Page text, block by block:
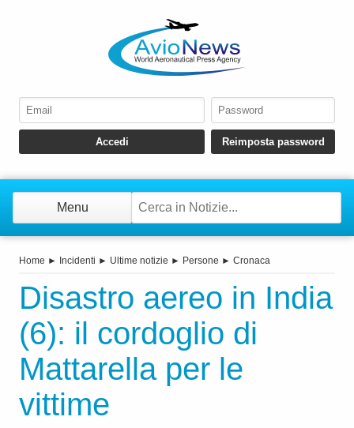
Menu
Home ► Incidenti ► Ultime notizie ► Persone ► Cronaca
Disastro aereo in India
(6): il cordoglio di
Mattarella per le
vittime